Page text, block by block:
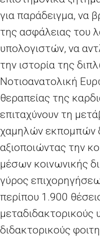
για παράδειγμα, να
της ασφάλειας του
υπολογιστών, να
την ιστορία της
Νοτιοανατολική
θεραπείας της
επιταχύνουν τη
χαμηλών εκπομπών
αξιοποιώντας την
μέσων κοινωνικής
γύρος
περίπου 1.900
μεταδιδακτορικούς
διδακτορικούς